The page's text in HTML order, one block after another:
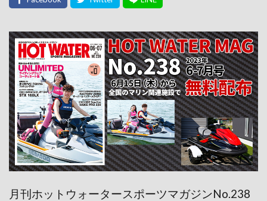
月刊ホットウォータースポーツマガジンNo.238